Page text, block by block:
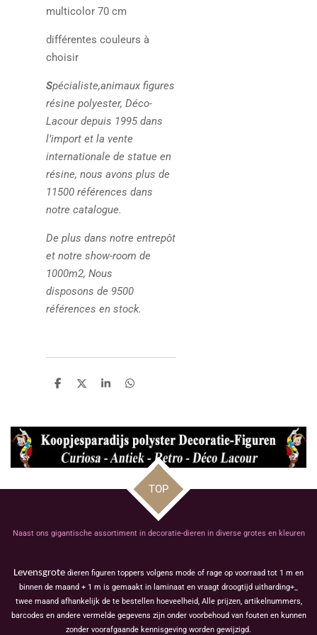
multicolor 70 cm
différentes couleurs à
choisir
Spécialiste,animaux figures
résine polyester, Déco-
Lacour depuis 1995 dans
l’import et la vente
internationale de statue en
résine, nous avons plus de
11500 références dans
notre catalogue.
De plus dans notre entrepôt
et notre show-room de
1000m2, Nous
disposons de 9500
références en stock.
D
n
D
S
e
D
n
TOP
Naast ons gigantische assortiment in decoratie-dieren in diverse grotes en kleuren
Levensgrote dieren figuren toppers volgens mode of rage op voorraad tot 1 m en
binnen de maand + 1 m is gemaakt in laminaat en vraagt droogtijd uitharding+_
twee maand afhankelijk de te bestellen hoeveelheid, Alle prijzen, artikelnummers,
barcodes en andere vermelde gegevens zijn onder voorbehoud van fouten en kunnen
zonder voorafgaande kennisgeving worden gewijzigd.